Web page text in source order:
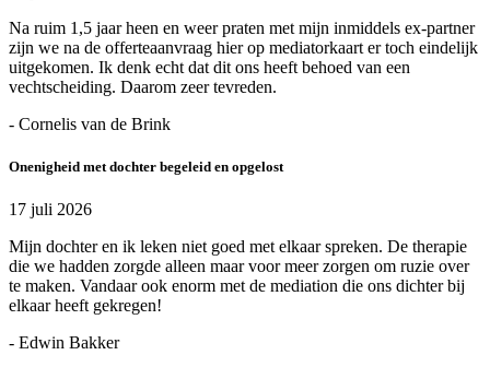
Na ruim 1,5 jaar heen en weer praten met mijn inmiddels ex-partner
zijn we na de offerteaanvraag hier op mediatorkaart er toch eindelijk
uitgekomen. Ik denk echt dat dit ons heeft behoed van een
vechtscheiding. Daarom zeer tevreden.
- Cornelis van de Brink
Onenigheid met dochter begeleid en opgelost
17 juli 2026
Mijn dochter en ik leken niet goed met elkaar spreken. De therapie
die we hadden zorgde alleen maar voor meer zorgen om ruzie over
te maken. Vandaar ook enorm met de mediation die ons dichter bij
elkaar heeft gekregen!
- Edwin Bakker